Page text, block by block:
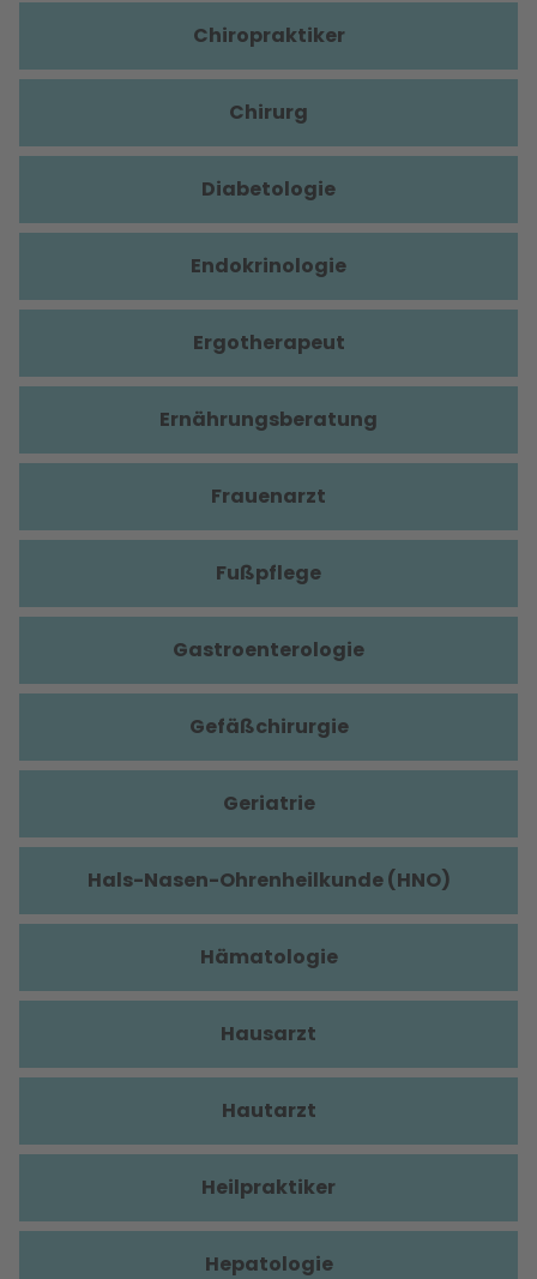
Chiropraktiker
Chirurg
Diabetologie
Endokrinologie
Ergotherapeut
Ernährungsberatung
Frauenarzt
Fußpflege
Gastroenterologie
Gefäßchirurgie
Geriatrie
Hals-Nasen-Ohrenheilkunde (HNO)
Hämatologie
Hausarzt
Hautarzt
Heilpraktiker
Hepatologie